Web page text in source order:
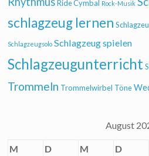
Ride Cymbal Rock-Musik
schlagzeug lernen
Schlagzeugsolo Schlagzeug spielen
Schlagzeugunterricht
Trommeln Trommelwirbel Töne
August
M D M D